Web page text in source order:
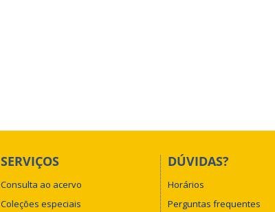
SERVIÇOS
Consulta ao acervo
Coleções especiais
DÚVIDAS?
Horários
Perguntas frequentes